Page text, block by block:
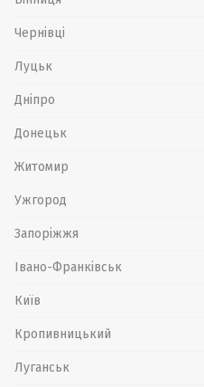
Чернівці
Луцьк
Дніпро
Донецьк
Житомир
Ужгород
Запоріжжя
Івано-Франківськ
Київ
Кропивницький
Луганськ